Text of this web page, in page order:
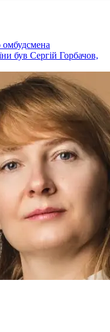
омбудсмена
був Сергій Горбачов,